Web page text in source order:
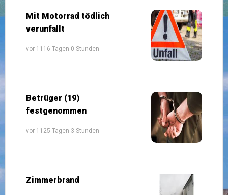
Mit Motorrad tödlich
verunfallt
vor 1116 Tagen 0 Stunden
Betrüger (19)
festgenommen
vor 1125 Tagen 3 Stunden
Zimmerbrand